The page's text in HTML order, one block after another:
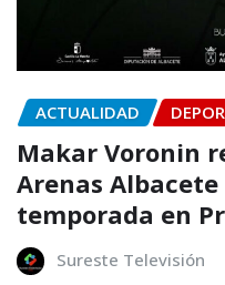
ACTUALIDAD
Makar Voronin
Arenas
temporada en
Sureste Televisión